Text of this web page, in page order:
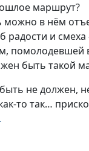
маршрут?
можно в нём
радости и
помолодевшей
быть такой
не должен,
то так…